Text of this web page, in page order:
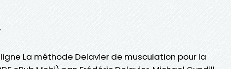
La méthode Delavier de musculation pour la